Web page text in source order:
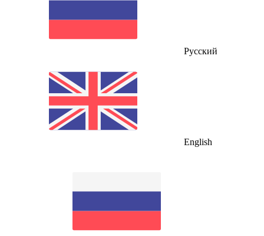
Русский
English